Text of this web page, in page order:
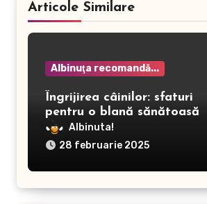
Articole Similare
Albinuţa recomandă...
Îngrijirea câinilor: sfaturi
pentru o blană sănătoasă și
prevenirea dermatitei
Albinuta!
28 februarie 2025